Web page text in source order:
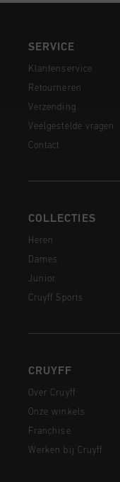
SERVICE
Klantenservice
Retourneren
Verzending
Veelgestelde vragen
Contact
COLLECTIES
Heren
Dames
Junior
Cruyff Sports
CRUYFF
Over Cruyff
Onze winkels
Franchise
Werken bij Cruyff